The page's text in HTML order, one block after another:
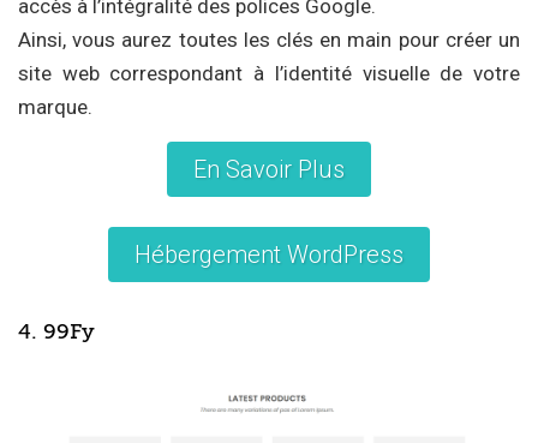
accès à l’intégralité des polices Google.
Ainsi, vous aurez toutes les clés en main pour créer un
site web correspondant à l’identité visuelle de votre
marque.
En Savoir Plus
Hébergement WordPress
4. 99Fy